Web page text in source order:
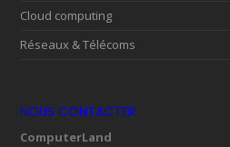
Cloud computing
Réseaux & Télécoms
NOUS CONTACTER
ComputerLand